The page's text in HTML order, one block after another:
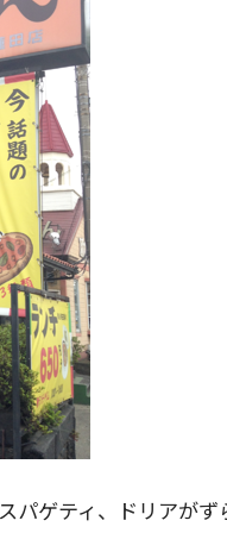
パゲティ、ドリアがず